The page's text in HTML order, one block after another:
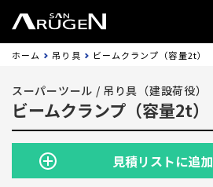
ホーム 吊り具 ビームクランプ（容量2t）
スーパーツール / 吊り具（建設荷役）
ビームクランプ（容量2t）
見積リストに追加